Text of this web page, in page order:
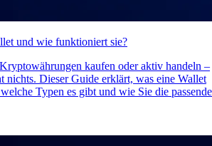
und wie funktioniert sie?
kaufen oder aktiv handeln –
nichts. Dieser Guide erklärt, was eine Wallet
Typen es gibt und wie Sie die passende